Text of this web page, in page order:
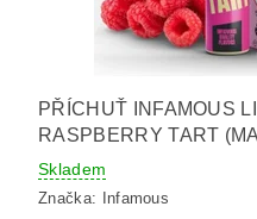
PŘÍCHUŤ INFAMOUS
RASPBERRY TART
Skladem
Značka: Infamous